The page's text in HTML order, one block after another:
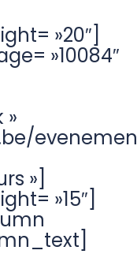
»20″]
»10084″
»
»]
»15″]